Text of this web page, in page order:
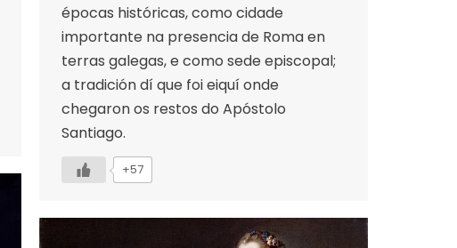
épocas históricas, como cidade
importante na presencia de Roma en
terras galegas, e como sede episcopal;
a tradición dí que foi eiquí onde
chegaron os restos do Apóstolo
Santiago.
+57